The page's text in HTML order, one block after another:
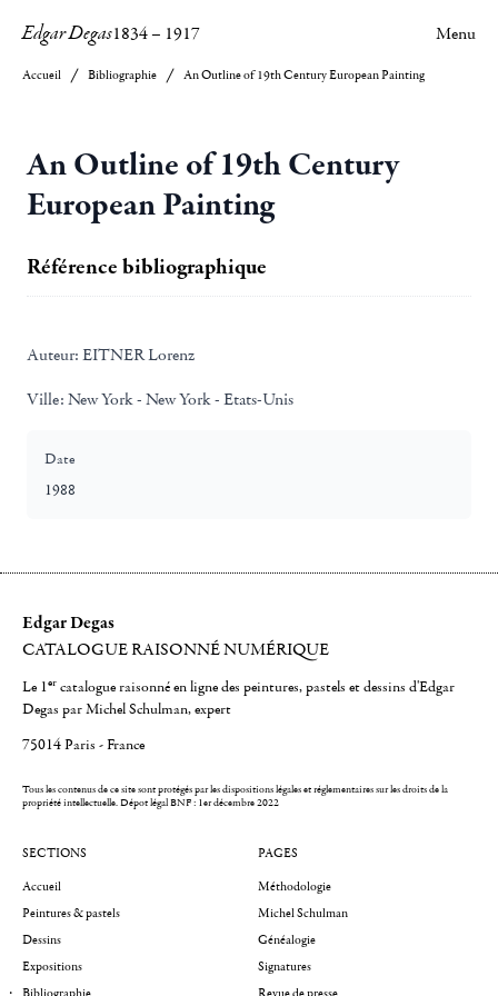
Edgar Degas1834– 1917 Menu
Accueil Bibliographie An Outline of 19th Century European Painting
An Outline of 19th Century
European Painting
Référence bibliographique
Auteur: EITNER Lorenz
Ville: New York - New York - Etats-Unis
Date
1988
Edgar Degas
CATALOGUE RAISONNÉ NUMÉRIQUE
Le 1er catalogue raisonné en ligne des peintures, pastels et dessins d'Edgar
Degas par Michel Schulman, expert
75014 Paris - France
Tous les contenus de ce site sont protégés par les dispositions légales et réglementaires sur les droits de la
propriété intellectuelle.Dépot légal BNF : 1er décembre 2022
SECTIONS
Accueil
Peintures & pastels
Dessins
Expositions
PAGES
Méthodologie
Michel Schulman
Généalogie
Signatures